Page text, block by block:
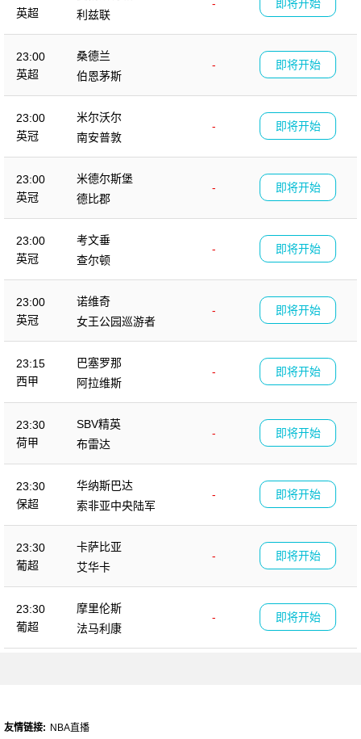
英超
-
利兹联
即将开始
23:00
英超
桑德兰
-
伯恩茅斯
即将开始
23:00
英冠
米尔沃尔
-
南安普敦
即将开始
23:00
英冠
米德尔斯堡
-
德比郡
即将开始
23:00
英冠
考文垂
-
查尔顿
即将开始
23:00
英冠
诺维奇
-
女王公园巡游者
即将开始
23:15
西甲
巴塞罗那
-
阿拉维斯
即将开始
23:30
荷甲
SBV精英
-
布雷达
即将开始
23:30
保超
华纳斯巴达
-
索非亚中央陆军
即将开始
23:30
葡超
卡萨比亚
-
艾华卡
即将开始
23:30
葡超
摩里伦斯
-
法马利康
即将开始
友情链接: NBA直播